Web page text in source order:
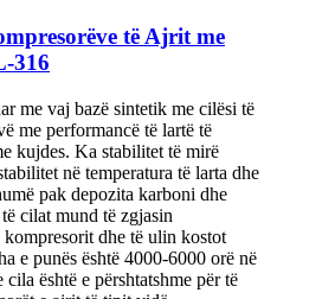
të Ajrit me
316
me vaj bazë sintetik me cilësi të
me performancë të lartë të
kujdes. Ka stabilitet të mirë
në temperatura të larta dhe
pak depozita karboni dhe
cilat mund të zgjasin
kompresorit dhe të ulin kostot
e punës është 4000-6000 orë në
cila është e përshtatshme për të